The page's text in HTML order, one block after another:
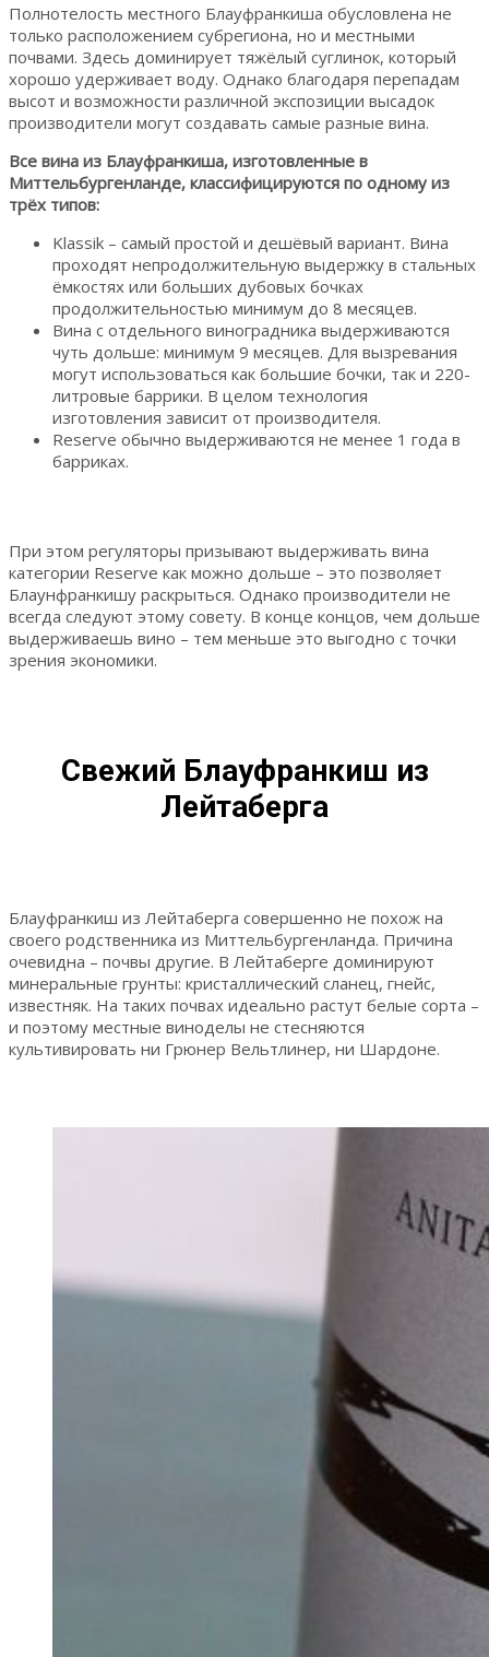
Полнотелость местного Блауфранкиша обусловлена не
только расположением субрегиона, но и местными
почвами. Здесь доминирует тяжёлый суглинок, который
хорошо удерживает воду. Однако благодаря перепадам
высот и возможности различной экспозиции высадок
производители могут создавать самые разные вина.
Все вина из Блауфранкиша, изготовленные в
Миттельбургенланде, классифицируются по одному из
трёх типов:
Klassik – самый простой и дешёвый вариант. Вина
проходят непродолжительную выдержку в стальных
ёмкостях или больших дубовых бочках
продолжительностью минимум до 8 месяцев.
Вина с отдельного виноградника выдерживаются
чуть дольше: минимум 9 месяцев. Для вызревания
могут использоваться как большие бочки, так и 220-
литровые баррики. В целом технология
изготовления зависит от производителя.
Reserve обычно выдерживаются не менее 1 года в
барриках.
При этом регуляторы призывают выдерживать вина
категории Reserve как можно дольше – это позволяет
Блаунфранкишу раскрыться. Однако производители не
всегда следуют этому совету. В конце концов, чем дольше
выдерживаешь вино – тем меньше это выгодно с точки
зрения экономики.
Свежий Блауфранкиш из
Лейтаберга
Блауфранкиш из Лейтаберга совершенно не похож на
своего родственника из Миттельбургенланда. Причина
очевидна – почвы другие. В Лейтаберге доминируют
минеральные грунты: кристаллический сланец, гнейс,
известняк. На таких почвах идеально растут белые сорта –
и поэтому местные виноделы не стесняются
культивировать ни Грюнер Вельтлинер, ни Шардоне.